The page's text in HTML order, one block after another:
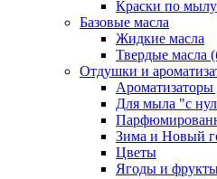
Краски по мылу
Базовые масла
Жидкие масла
Твердые масла
Отдушки и
Ароматизаторы
Для мыла "с
Зима и Новый
Цветы
Ягоды и